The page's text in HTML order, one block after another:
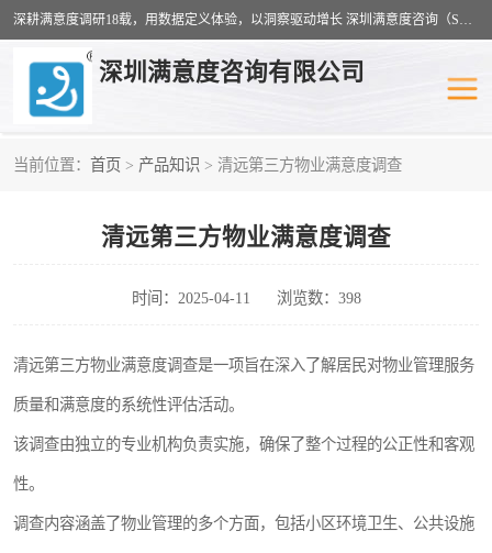
深耕满意度调研18载，用数据定义体验，以洞察驱动增长 深圳满意度咨询（SSC）：十八年专注，丈量每一份体验。
深圳满意度咨询有限公司
当前位置： 首页 > 产品知识 > 清远第三方物业满意度调查
清远第三方物业满意度调查
时间：2025-04-11 浏览数：398
清远第三方物业满意度调查是一项旨在深入了解居民对物业管理服务
质量和满意度的系统性评估活动。
该调查由独立的专业机构负责实施，确保了整个过程的公正性和客观
性。
调查内容涵盖了物业管理的多个方面，包括小区环境卫生、公共设施
客户满意度调查 医疗服务业满意度
公共事务满意度调查 餐饮业满意度调查
营商环境满意度 员工满意度
服务满意度调查